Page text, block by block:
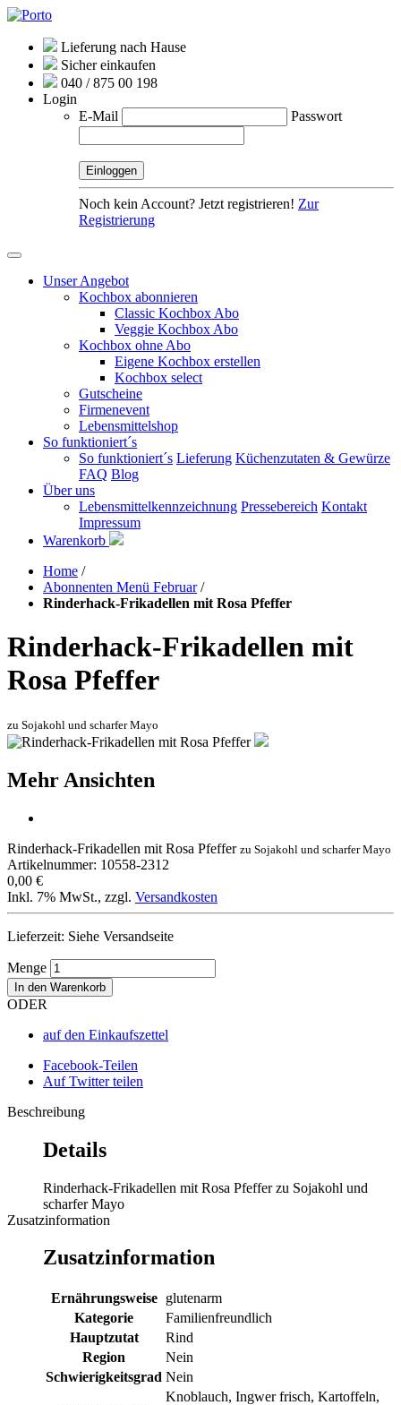
Lieferung nach Hause
Sicher einkaufen
040 / 875 00 198
Login
E-Mail
Passwort
Noch kein Account? Jetzt registrieren! Zur
Registrierung
Unser Angebot
Kochbox abonnieren
Classic Kochbox Abo
Veggie Kochbox Abo
Kochbox ohne Abo
Eigene Kochbox erstellen
Kochbox select
Gutscheine
Firmenevent
Lebensmittelshop
So funktioniert´s
So funktioniert´s Lieferung Küchenzutaten & Gewürze
FAQ Blog
Über uns
Lebensmittelkennzeichnung Pressebereich Kontakt
Impressum
Warenkorb
Home /
Abonnenten Menü Februar /
Rinderhack-Frikadellen mit Rosa Pfeffer
Rinderhack-Frikadellen mit
Rosa Pfeffer
zu Sojakohl und scharfer Mayo
Mehr Ansichten
Rinderhack-Frikadellen mit Rosa Pfeffer zu Sojakohl und scharfer Mayo
Artikelnummer: 10558-2312
0,00 €
Inkl. 7% MwSt., zzgl. Versandkosten
Lieferzeit: Siehe Versandseite
Menge
In den Warenkorb
ODER
auf den Einkaufszettel
Facebook-Teilen
Auf Twitter teilen
Beschreibung
Details
Rinderhack-Frikadellen mit Rosa Pfeffer zu Sojakohl und
scharfer Mayo
Zusatzinformation
Zusatzinformation
Ernährungsweise
glutenarm
Kategorie
Familienfreundlich
Hauptzutat
Rind
Region
Nein
Schwierigkeitsgrad Nein
Knoblauch, Ingwer frisch, Kartoffeln,